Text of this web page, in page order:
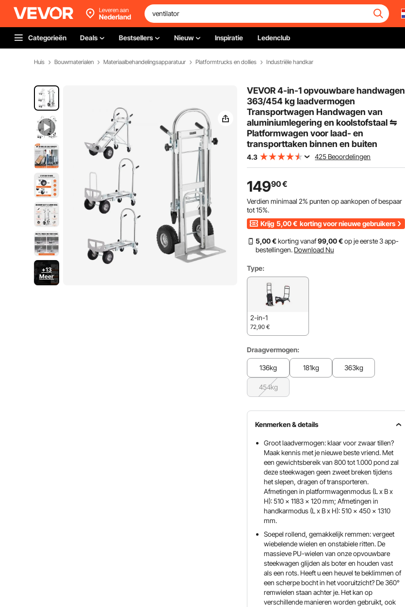
Leveren aan
Nederland
Categorieën Deals Bestsellers Nieuw Inspiratie Ledenclub
Huis Bouwmaterialen Materiaalbehandelingsapparatuur Platformtrucks en dollies Industriële handkar
+13
Meer
VEVOR 4-in-1 opvouwbare handwagen
363/454 kg laadvermogen
Transportwagen Handwagen van
aluminiumlegering en koolstofstaal ⇋
Platformwagen voor laad- en
transporttaken binnen en buiten
4.3 425 Beoordelingen
14990€
Verdien minimaal2% punten op aankopen of bespaar
tot15%.
Krijg 5,00 € korting voor nieuwe gebruikers
5,00 €korting vanaf99,00 €op je eerste 3 app-
bestellingen. Download Nu
Type:
2-in-1
72,90 €
Draagvermogen:
136kg 181kg 363kg
454kg
Kenmerken & details
Groot laadvermogen: klaar voor zwaar tillen?
Maak kennis met je nieuwe beste vriend. Met
een gewichtsbereik van 800 tot 1.000 pond zal
deze steekwagen geen zweet breken tijdens
het slepen, dragen of transporteren.
Afmetingen in platformwagenmodus (L x B x
H): 510 x 1183 x 120 mm; Afmetingen in
handkarmodus (L x B x H): 510 x 450 x 1310
mm.
Soepel rollend, gemakkelijk remmen: vergeet
wiebelende wielen en onstabiele ritten. De
massieve PU-wielen van onze opvouwbare
steekwagen glijden als boter en houden vast
als een rots. Heeft u een heuvel te beklimmen of
een scherpe bocht in het vooruitzicht? De 360°
remwielen staan ​​achter je. Het kan op
verschillende manieren worden gebruikt, ook